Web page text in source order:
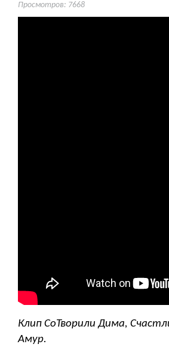
Просмотров: 7668
Клип СоТворили Дима,
Амур.